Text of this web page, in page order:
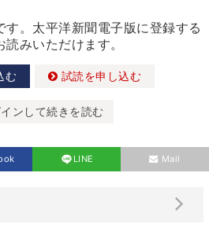
す。太平洋新聞電子版に登録する
読みいただけます。
む 試読を申し込む
ンして続きを読む
LINE Mail